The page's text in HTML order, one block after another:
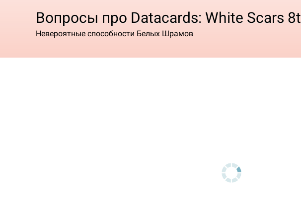
Вопросы про Datacards: White Scars
Невероятные способности Белых Шрамов